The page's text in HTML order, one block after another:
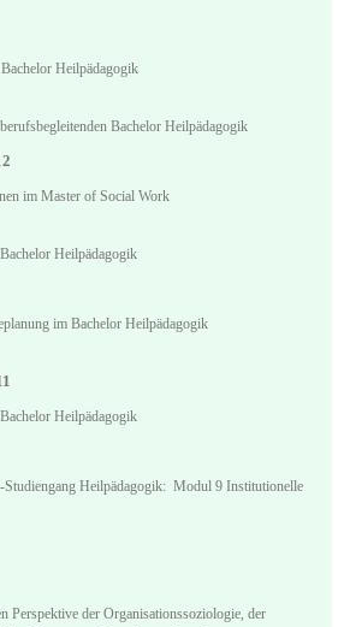
Heilpädagogik
Bachelor Heilpädagogik
im Master of Social Work
Heilpädagogik
im Bachelor Heilpädagogik
Heilpädagogik
Studiengang Heilpädagogik: Modul 9 Institutionelle
Perspektive der Organisationssoziologie, der